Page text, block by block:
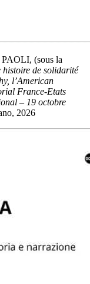
(sous la
histoire de solidarité
l’American
France-Etats
– 19 octobre
2026